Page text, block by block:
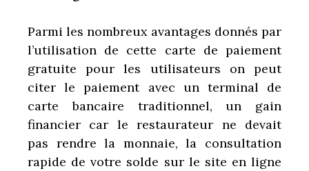
Parmi les nombreux avantages donnés par
l’utilisation de cette carte de paiement
gratuite pour les utilisateurs on peut
citer le paiement avec un terminal de
carte bancaire traditionnel, un gain
financier car le restaurateur ne devait
pas rendre la monnaie, la consultation
rapide de votre solde sur le site en ligne